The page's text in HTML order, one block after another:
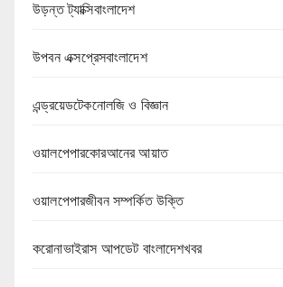
উড়ন্ত ট্যাক্সিবাংলাদেশ
উপবন এক্সপ্রেসবাংলাদেশ
এন্ড্রয়েডটেকনোলজি ও বিজ্ঞান
ওয়ালপেপারকোরআনের আয়াত
ওয়ালপেপারজীবন সম্পর্কিত উক্তি
করোনাভাইরাস আপডেট বাংলাদেশখবর